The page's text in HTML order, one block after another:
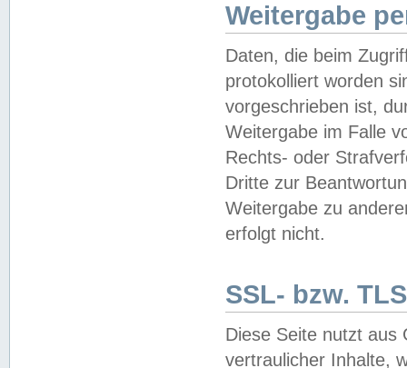
Weitergabe
Daten, die beim
protokolliert worden
vorgeschrieben ist,
Weitergabe im Falle
Rechts- oder
Dritte zur
Weitergabe zu
erfolgt nicht.
SSL- bzw.
Diese Seite nutzt aus
vertraulicher Inhalte,